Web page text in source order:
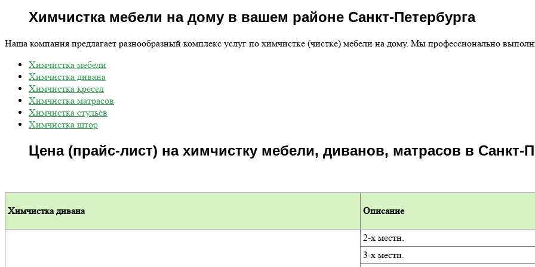
Химчистка мебели на дому в вашем районе Санкт-Петербурга
Наша компания предлагает разнообразный комплекс услуг по химчистке (чистке) мебели на дому. Мы профессионально
Химчистка мебели
Химчистка дивана
Химчистка кресел
Химчистка матрасов
Химчистка стульев
Химчистка штор
Цена (прайс-лист) на химчистку мебели, диванов, матрасов в Санкт-
Химчистка дивана Описание
2-х местн.
3-х местн.